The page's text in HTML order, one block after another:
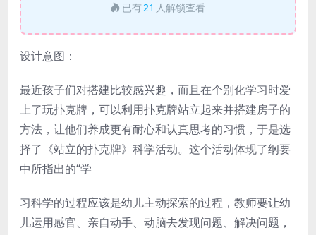
已有21 人解锁查看
设计意图：
最近孩子们对搭建比较感兴趣，而且在个别化学习时爱
上了玩扑克牌，可以利用扑克牌站立起来并搭建房子的
方法，让他们养成更有耐心和认真思考的习惯，于是选
择了《站立的扑克牌》科学活动。这个活动体现了纲要
中所指出的“学
习科学的过程应该是幼儿主动探索的过程，教师要让幼
儿运用感官、亲自动手、动脑去发现问题、解决问题，